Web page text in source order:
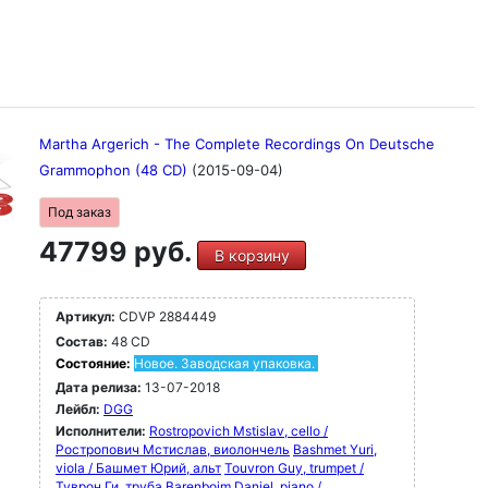
Martha Argerich - The Complete Recordings On Deutsche
Grammophon (48 CD) (2015-09-04)
Под заказ
47799 руб. В корзину
Артикул: CDVP 2884449
Состав: 48 CD
Состояние: Новое. Заводская упаковка.
Дата релиза: 13-07-2018
Лейбл: DGG
Исполнители: Rostropovich Mstislav, cello /
Ростропович Мстислав, виолончель Bashmet Yuri,
viola / Башмет Юрий, альт Touvron Guy, trumpet /